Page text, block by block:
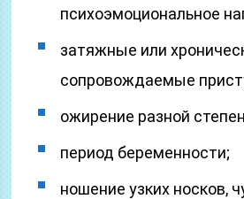
психоэмоциональное
затяжные или
сопровождаемые
ожирение разной
период беременности;
ношение узких носков,